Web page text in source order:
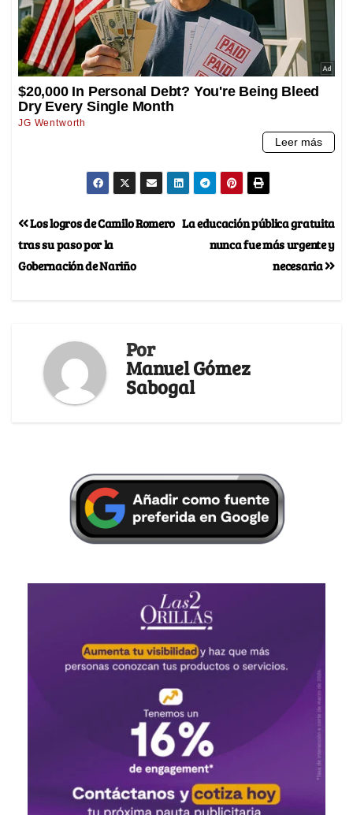
La educación pública gratuita
nunca fue más urgente y
necesaria
Los logros de Camilo Romero
tras su paso por la
Gobernación de Nariño
Por
Manuel Gómez
Sabogal